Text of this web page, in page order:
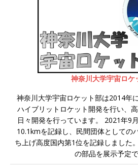
神奈川大学宇宙ロケ
神奈川大学宇宙ロケット部は2014年
ハイブリットロケット開発を行い、
日々開発を行っています。 2021年9
10.1kmを記録し、民間団体としての
ち上げ高度国内第1位を記録しました
の部品を展示予定で